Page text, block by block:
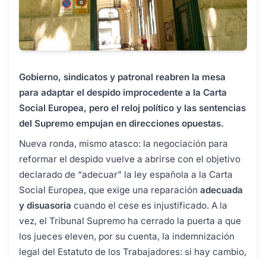
Gobierno, sindicatos y patronal reabren la mesa
para adaptar el despido improcedente a la Carta
Social Europea, pero el reloj político y las sentencias
del Supremo empujan en direcciones opuestas.
Nueva ronda, mismo atasco: la negociación para
reformar el despido vuelve a abrirse con el objetivo
declarado de “adecuar” la ley española a la Carta
Social Europea, que exige una reparación adecuada
y disuasoria cuando el cese es injustificado. A la
vez, el Tribunal Supremo ha cerrado la puerta a que
los jueces eleven, por su cuenta, la indemnización
legal del Estatuto de los Trabajadores: si hay cambio,